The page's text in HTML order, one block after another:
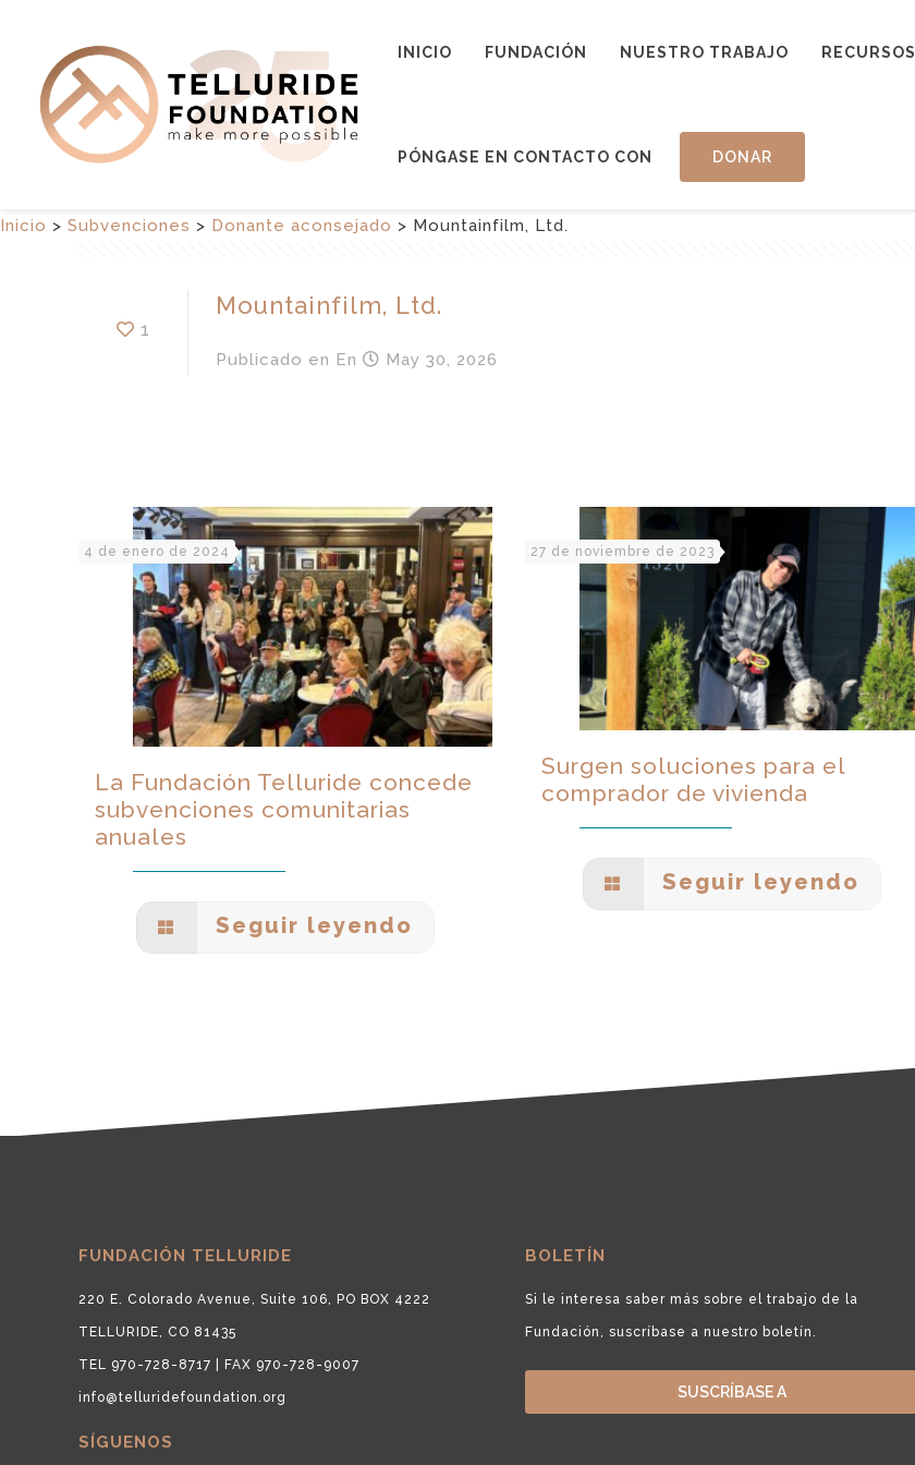
INICIO FUNDACIÓN NUESTRO TRABAJO RECURSOS
PÓNGASE EN CONTACTO CON DONAR
Inicio > Subvenciones > Donante aconsejado > Mountainfilm, Ltd.
1
Mountainfilm, Ltd.
Publicado en En May 30, 2026
4 de enero de 2024
La Fundación Telluride concede
subvenciones comunitarias
anuales
Seguir leyendo
27 de noviembre de 2023
Surgen soluciones para el
comprador de vivienda
Seguir leyendo
FUNDACIÓN TELLURIDE
220 E. Colorado Avenue, Suite 106, PO BOX 4222
TELLURIDE, CO 81435
TEL 970-728-8717 | FAX 970-728-9007
info@telluridefoundation.org
SÍGUENOS
BOLETÍN
Si le interesa saber más sobre el trabajo de la
Fundación, suscríbase a nuestro boletín.
SUSCRÍBASE A